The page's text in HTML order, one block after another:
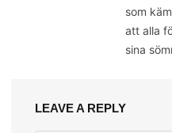
som
att alla
sina
LEAVE A REPLY